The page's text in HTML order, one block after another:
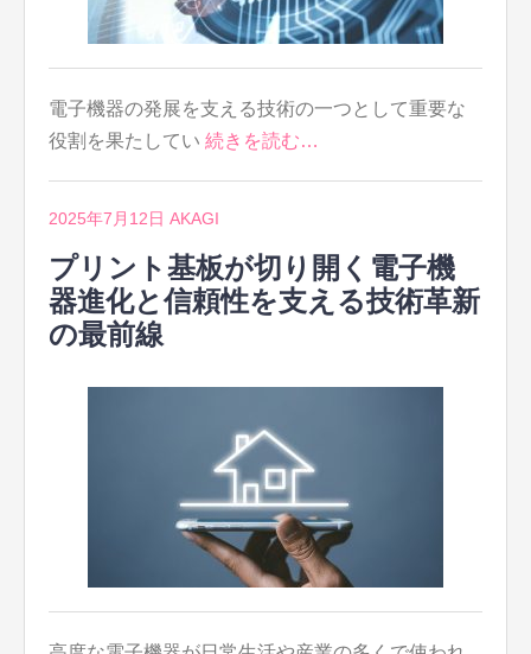
電子機器の発展を支える技術の一つとして重要な
役割を果たしてい 続きを読む…
2025年7月12日 AKAGI
プリント基板が切り開く電子機
器進化と信頼性を支える技術革新
の最前線